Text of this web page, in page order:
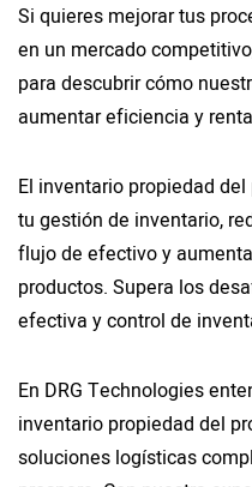
Si quieres mejorar tus
en un mercado
para descubrir cómo
aumentar eficiencia y
El inventario propiedad
tu gestión de inventario,
flujo de efectivo y
productos. Supera los
efectiva y control de
En DRG Technologies
inventario propiedad del
soluciones logísticas